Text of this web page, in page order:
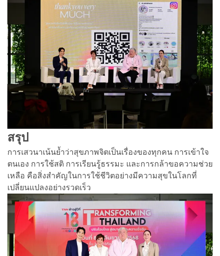
สรุป
การเสวนาเน้นย้ำว่าสุขภาพจิตเป็นเรื่องของทุกคน การเข้าใจ
ตนเอง การใช้สติ การเรียนรู้ธรรมะ และการกล้าขอความช่วย
เหลือ คือสิ่งสำคัญในการใช้ชีวิตอย่างมีความสุขในโลกที่
เปลี่ยนแปลงอย่างรวดเร็ว